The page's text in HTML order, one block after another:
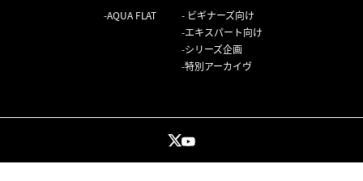
AQUA FLAT
ビギナーズ向け
エキスパート向け
シリーズ企画
特別アーカイヴ